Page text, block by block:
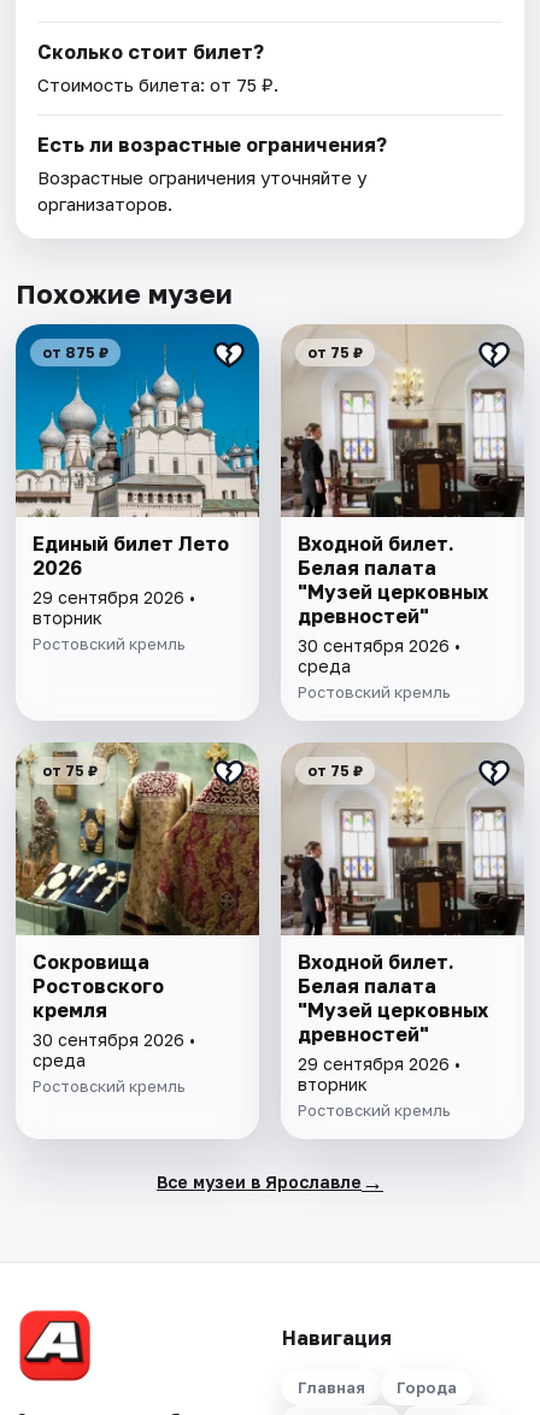
Сколько стоит билет?
Стоимость билета: от 75 ₽.
Есть ли возрастные ограничения?
Возрастные ограничения уточняйте у
организаторов.
Похожие музеи
от 875 ₽
Единый билет Лето
2026
29 сентября 2026 •
вторник
Ростовский кремль
от 75 ₽
Входной билет.
Белая палата
"Музей церковных
древностей"
30 сентября 2026 •
среда
Ростовский кремль
от 75 ₽
Сокровища
Ростовского
кремля
30 сентября 2026 •
среда
Ростовский кремль
от 75 ₽
Входной билет.
Белая палата
"Музей церковных
древностей"
29 сентября 2026 •
вторник
Ростовский кремль
Все музеи в Ярославле →
Навигация
Главная
Города